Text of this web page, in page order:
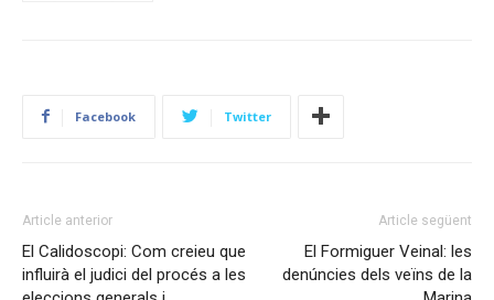
Facebook Twitter
Article anterior
El Calidoscopi: Com creieu que
influirà el judici del procés a les
Article següent
El Formiguer Veinal: les
denúncies dels veïns de la